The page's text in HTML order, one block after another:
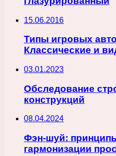
15.06.2016
Типы игровых
Классические и
03.01.2023
Обследование
конструкций
08.04.2024
Фэн-шуй:
гармонизации